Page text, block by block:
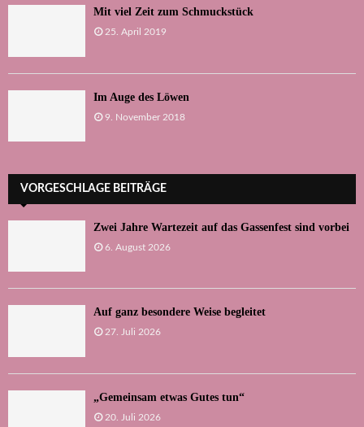
Mit viel Zeit zum Schmuckstück
25. April 2019
Im Auge des Löwen
9. November 2018
VORGESCHLAGE BEITRÄGE
Zwei Jahre Wartezeit auf das Gassenfest sind vorbei
6. August 2026
Auf ganz besondere Weise begleitet
27. Juli 2026
„Gemeinsam etwas Gutes tun“
20. Juli 2026